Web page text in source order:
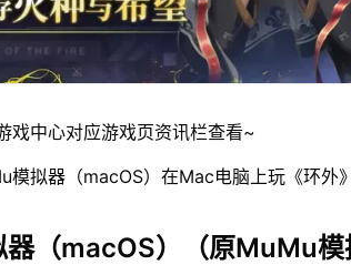
戏中心对应游戏页资讯栏查看~
模拟器（macOS）在Mac电脑上玩《环外
（macOS）（原MuMu模